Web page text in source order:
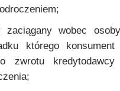
zaciągany wobec
którego konsument
zwrotu kredytodawcy